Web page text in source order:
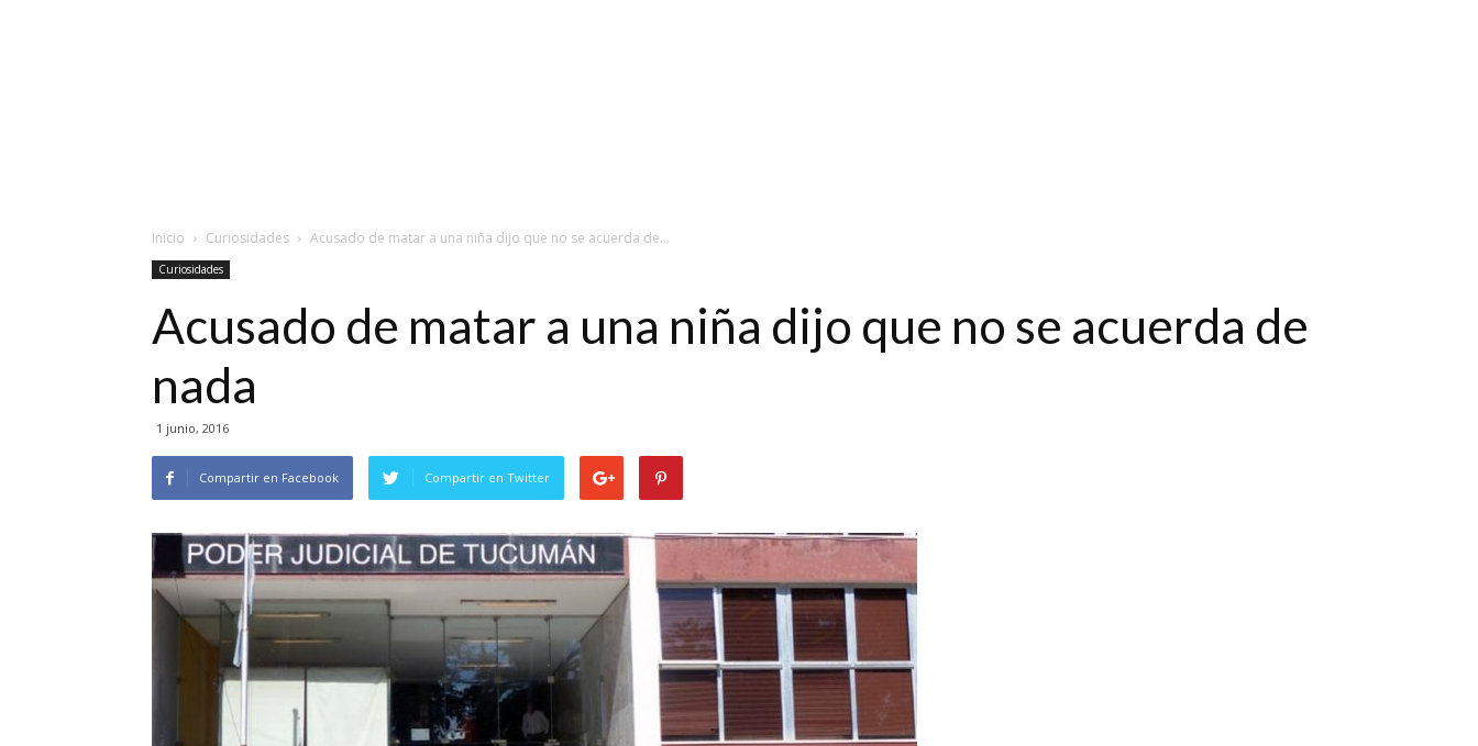
Inicio Curiosidades Acusado de matar a una niña dijo que no se acuerda de...
Curiosidades
Acusado de matar a una niña dijo que no se acuerda de
nada
1 junio, 2016
Compartir en Facebook Compartir en Twitter